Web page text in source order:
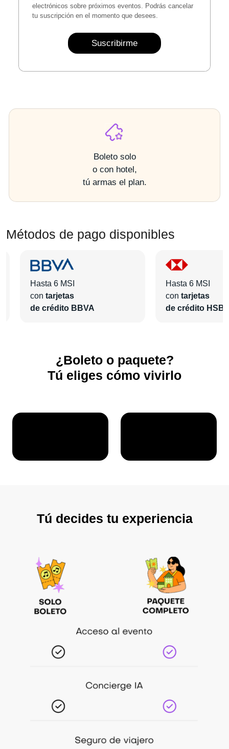
electrónicos sobre próximos eventos. Podrás cancelar
tu suscripción en el momento que desees.
Suscribirme
Boleto solo
o con hotel,
tú armas el plan.
Métodos de pago disponibles
Hasta 6 MSI
con tarjetas
de crédito BBVA
Hasta 6 MSI
con tarjetas
de crédito
¿Boleto o paquete?
Tú eliges cómo vivirlo
Tú decides tu experiencia